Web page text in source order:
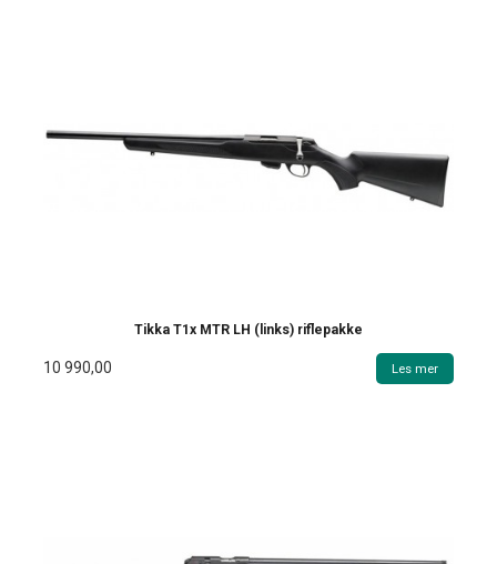
Tikka T1x MTR LH (links) riflepakke
10 990,00 Les mer